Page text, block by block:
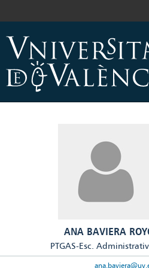
ANA BAVIERA
PTGAS-Esc.